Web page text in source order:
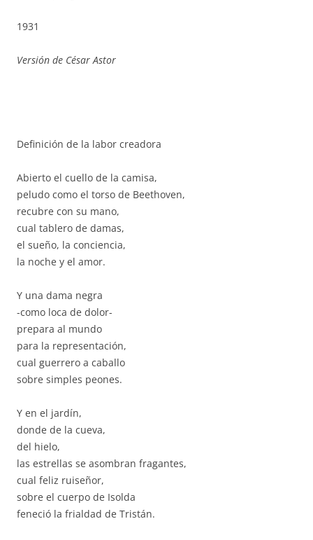
1931
Versión de César Astor
Definición de la labor creadora
Abierto el cuello de la camisa,
peludo como el torso de Beethoven,
recubre con su mano,
cual tablero de damas,
el sueño, la conciencia,
la noche y el amor.
Y una dama negra
-como loca de dolor-
prepara al mundo
para la representación,
cual guerrero a caballo
sobre simples peones.
Y en el jardín,
donde de la cueva,
del hielo,
las estrellas se asombran fragantes,
cual feliz ruiseñor,
sobre el cuerpo de Isolda
feneció la frialdad de Tristán.